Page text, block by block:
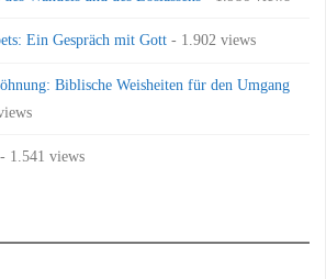
Ein Gespräch mit Gott - 1.902 views
Biblische Weisheiten für den Umgang
- 1.541 views